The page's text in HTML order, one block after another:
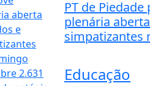
PT de
plenária
simpatizantes
Educação